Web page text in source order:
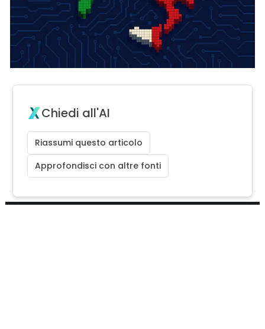
Chiedi all'AI
Riassumi questo articolo
Approfondisci con altre fonti